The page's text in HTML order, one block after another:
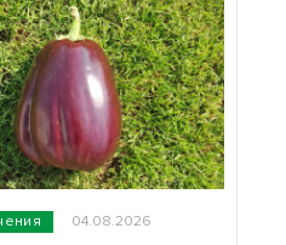
04.08.2026